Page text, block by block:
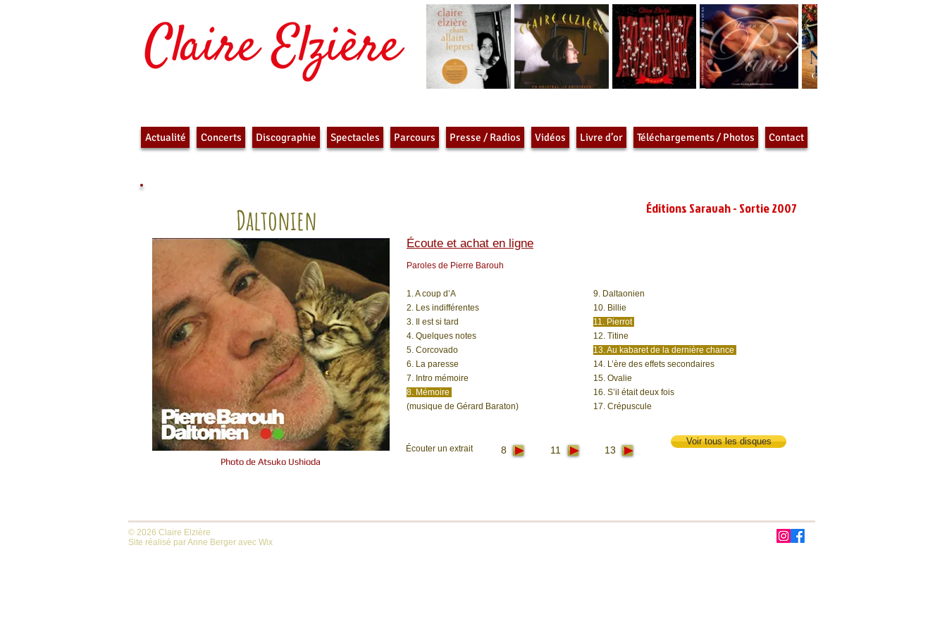
Actualité Concerts Discographie Spectacles Parcours Presse / Radios Vidéos Livre d’or Téléchargements / Photos Contact
Daltonien Éditions Saravah - Sortie 2007
Écoute et achat en ligne
Paroles de Pierre Barouh
1. A coup d’A
2. Les indifférentes
3. Il est si tard
4. Quelques notes
5. Corcovado
6. La paresse
7. Intro mémoire
8. Mémoire
(musique de Gérard Baraton)
9. Daltaonien
10. Billie
11. Pierrot
12. Titine
13. Au kabaret de la dernière chance
14. L’ère des effets secondaires
15. Ovalie
16. S’il était deux fois
17. Crépuscule
Écouter un extrait 8 11 13
Voir tous les disques
Photo de Atsuko Ushioda
​© 2026 Claire Elzière
Site réalisé par Anne Berger avec Wix